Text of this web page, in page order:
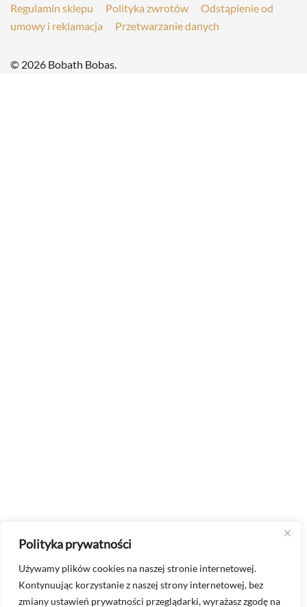
Polityka prywatności
Używamy plików cookies na naszej stronie internetowej.
Kontynuując korzystanie z naszej strony internetowej, bez
zmiany ustawień prywatności przeglądarki, wyrażasz zgodę na
Regulamin sklepu Polityka zwrotów
Odstąpienie od
umowy i reklamacja
Przetwarzanie danych
© 2026 Bobath Bobas.